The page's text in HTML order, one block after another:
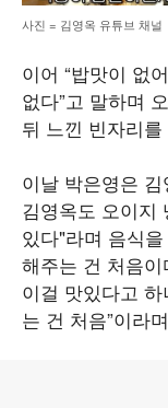
사진 = 김영옥 유튜브 채널
이어 “밥맛이 없
없다”고 말하며
뒤 느낀 빈자리
이날 박은영은
김영옥도 오이지
있다"라며 음식
해주는 건 처음
이걸 맛있다고
는 건 처음”이라